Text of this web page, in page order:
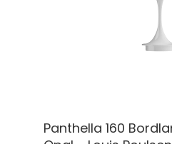
Panthella 160